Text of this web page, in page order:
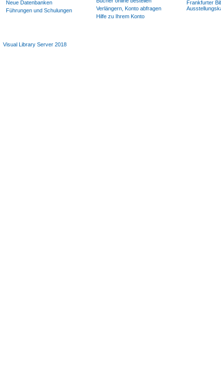
Neue Datenbanken
Führungen und Schulungen
Verlängern, Konto abfragen
Hilfe zu Ihrem Konto
Frankfurter
Visual Library Server 2018